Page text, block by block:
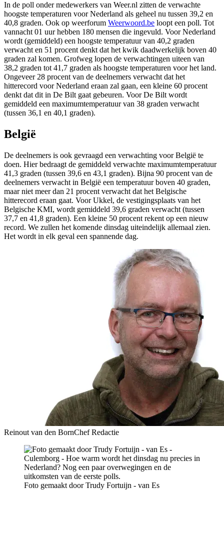
In de poll onder medewerkers van Weer.nl zitten de verwachte
hoogste temperaturen voor Nederland als geheel nu tussen 39,2 en
40,8 graden. Ook op weerforum Weerwoord.be loopt een poll. Tot
vannacht 01 uur hebben 180 mensen die ingevuld. Voor Nederland
wordt (gemiddeld) een hoogste temperatuur van 40,2 graden
verwacht en 51 procent denkt dat het kwik daadwerkelijk boven 40
graden zal komen. Grofweg lopen de verwachtingen uiteen van
38,2 graden tot 41,7 graden als hoogste temperaturen voor het land.
Ongeveer 28 procent van de deelnemers verwacht dat het
hitterecord voor Nederland eraan zal gaan, een kleine 60 procent
denkt dat dit in De Bilt gaat gebeuren. Voor De Bilt wordt
gemiddeld een maximumtemperatuur van 38 graden verwacht
(tussen 36,1 en 40,1 graden).
België
De deelnemers is ook gevraagd een verwachting voor België te
doen. Hier bedraagt de gemiddeld verwachte maximumtemperatuur
41,3 graden (tussen 39,6 en 43,1 graden). Bijna 90 procent van de
deelnemers verwacht in België een temperatuur boven 40 graden,
maar niet meer dan 21 procent verwacht dat het Belgische
hitterecord eraan gaat. Voor Ukkel, de vestigingsplaats van het
Belgische KMI, wordt gemiddeld 39,6 graden verwacht (tussen
37,7 en 41,8 graden). Een kleine 50 procent rekent op een nieuw
record. We zullen het komende dinsdag uiteindelijk allemaal zien.
Het wordt in elk geval een spannende dag.
Reinout van den BornChef Redactie
Foto gemaakt door Trudy Fortuijn - van Es